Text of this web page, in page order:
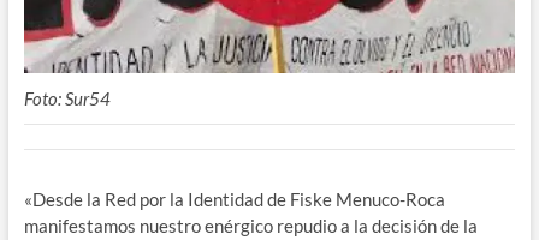
Foto: Sur54
«Desde la Red por la Identidad de Fiske Menuco-Roca
manifestamos nuestro enérgico repudio a la decisión de la